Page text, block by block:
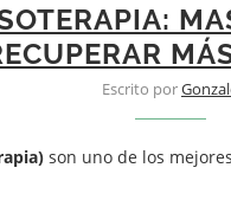
Escrito por
son uno de los